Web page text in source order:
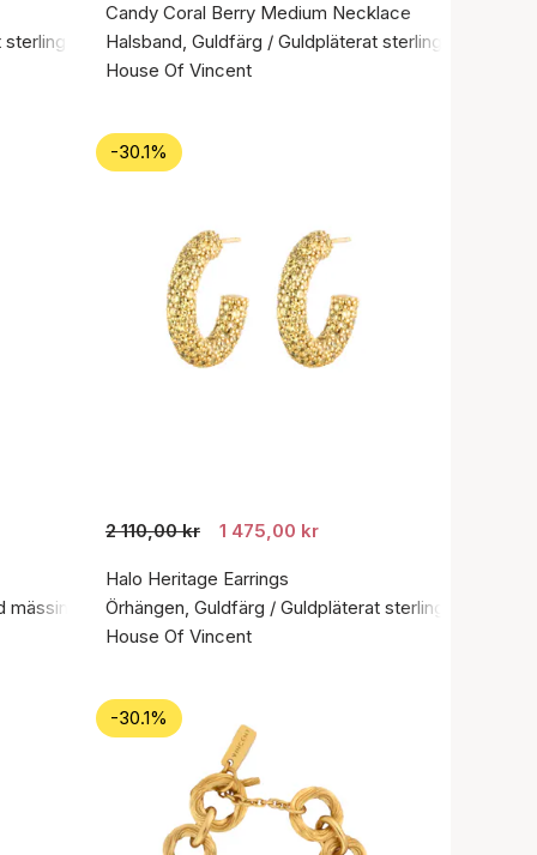
sterlingsilver 925
Candy Coral Berry Medium Necklace
Halsband, Guldfärg / Guldpläterat sterlingsilver 925
House Of Vincent
-30.1%
2 110,00 kr 1 475,00 kr
Halo Heritage Earrings
Örhängen, Guldfärg / Guldpläterat sterlingsilver 925
House Of Vincent
-30.1%